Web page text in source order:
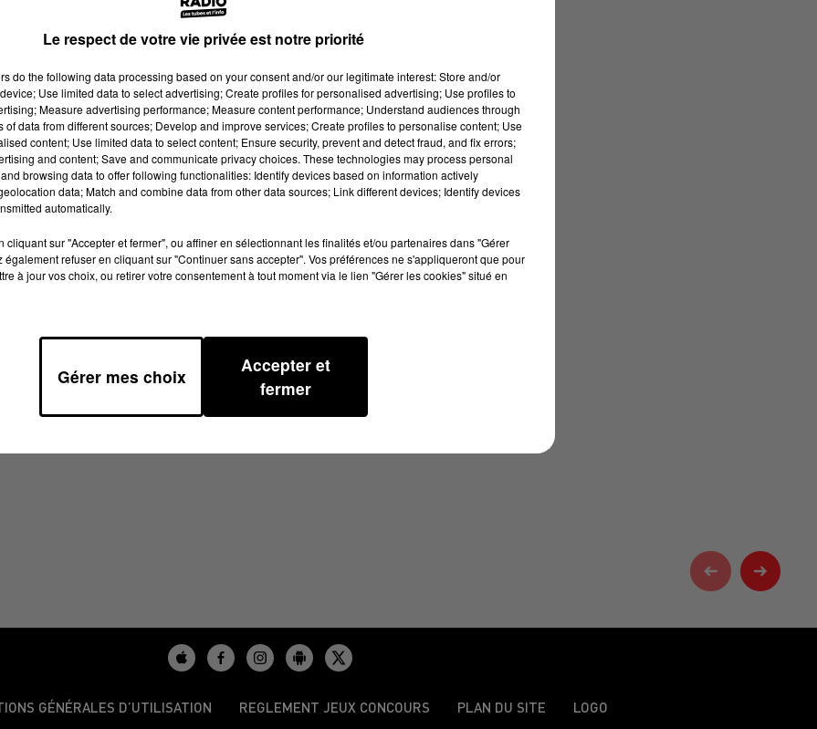
À 07H29
GÉNÉRALES D’UTILISATION REGLEMENT JEUX CONCOURS PLAN DU SITE LOGO
Le respect de votre vie privée est notre priorité
do the following data processing based on your consent and/or our legitimate interest: Store and/or
Use limited data to select advertising; Create profiles for personalised advertising; Use profiles to
Measure advertising performance; Measure content performance; Understand audiences through
of data from different sources; Develop and improve services; Create profiles to personalise content; Use
content; Use limited data to select content; Ensure security, prevent and detect fraud, and fix errors;
and content; Save and communicate privacy choices. These technologies may process personal
browsing data to offer following functionalities: Identify devices based on information actively
data; Match and combine data from other data sources; Link different devices; Identify devices
automatically.
cliquant sur "Accepter et fermer", ou affiner en sélectionnant les finalités et/ou partenaires dans "Gérer
également refuser en cliquant sur "Continuer sans accepter". Vos préférences ne s'appliqueront que pour
à jour vos choix, ou retirer votre consentement à tout moment via le lien "Gérer les cookies" situé en
Gérer mes choix
Accepter et
fermer